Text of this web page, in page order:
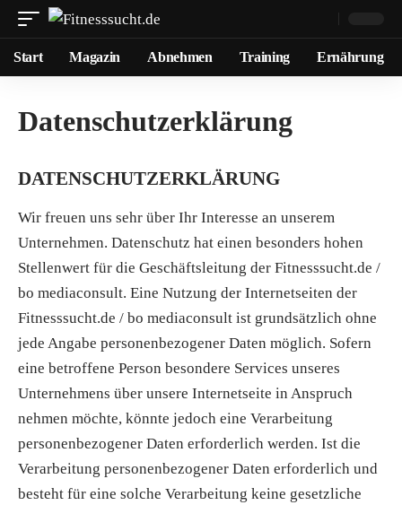
Start Magazin Abnehmen Training Ernährung
Datenschutzerklärung
DATENSCHUTZERKLÄRUNG
Wir freuen uns sehr über Ihr Interesse an unserem
Unternehmen. Datenschutz hat einen besonders hohen
Stellenwert für die Geschäftsleitung der Fitnesssucht.de /
bo mediaconsult. Eine Nutzung der Internetseiten der
Fitnesssucht.de / bo mediaconsult ist grundsätzlich ohne
jede Angabe personenbezogener Daten möglich. Sofern
eine betroffene Person besondere Services unseres
Unternehmens über unsere Internetseite in Anspruch
nehmen möchte, könnte jedoch eine Verarbeitung
personenbezogener Daten erforderlich werden. Ist die
Verarbeitung personenbezogener Daten erforderlich und
besteht für eine solche Verarbeitung keine gesetzliche